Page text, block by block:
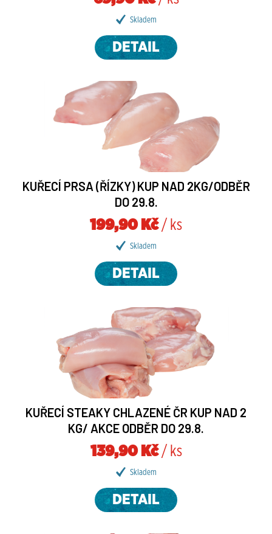
Skladem
DETAIL
KUŘECÍ PRSA (ŘÍZKY) KUP NAD 2KG/ODBĚR
DO 29.8.
199,90 Kč/ ks
Skladem
DETAIL
KUŘECÍ STEAKY CHLAZENÉ ČR KUP NAD 2
KG/ AKCE ODBĚR DO 29.8.
139,90 Kč/ ks
Skladem
DETAIL